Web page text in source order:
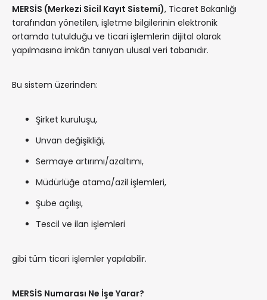
MERSİS (Merkezi Sicil Kayıt Sistemi), Ticaret Bakanlığı
tarafından yönetilen, işletme bilgilerinin elektronik
ortamda tutulduğu ve ticari işlemlerin dijital olarak
yapılmasına imkân tanıyan ulusal veri tabanıdır.
Bu sistem üzerinden:
Şirket kuruluşu,
Unvan değişikliği,
Sermaye artırımı/azaltımı,
Müdürlüğe atama/azil işlemleri,
Şube açılışı,
Tescil ve ilan işlemleri
gibi tüm ticari işlemler yapılabilir.
MERSİS Numarası Ne İşe Yarar?